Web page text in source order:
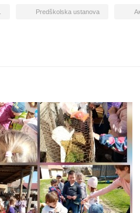
Predškolska ustanova